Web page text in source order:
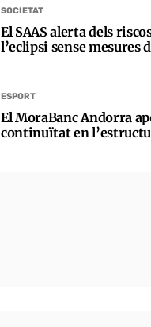
SOCIETAT
El SAAS alerta dels
l’eclipsi sense mesures
ESPORT
El MoraBanc Andorra
continuïtat en